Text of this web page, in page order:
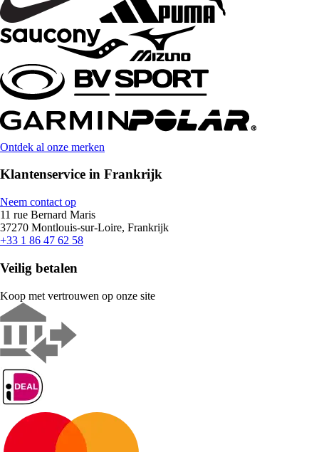
Ontdek al onze merken
Klantenservice in Frankrijk
Neem contact op
11 rue Bernard Maris
37270 Montlouis-sur-Loire, Frankrijk
+33 1 86 47 62 58
Veilig betalen
Koop met vertrouwen op onze site